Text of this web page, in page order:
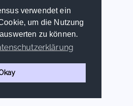
verwendet ein
um die Nutzung
zu können.